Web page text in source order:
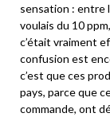
sensation : entre
voulais du 10
c’était vraiment
confusion est
c’est que ces
pays, parce que
commande, ont